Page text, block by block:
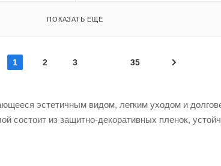
ПОКАЗАТЬ ЕЩЕ
1 2 3 35
эстетичным видом, легким уходом и
состоит из защитно-декоративных пленок,